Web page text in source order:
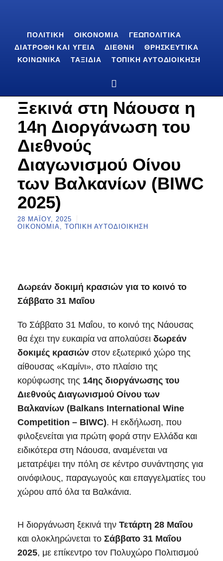
ΠΟΛΙΤΙΚΉ ΟΙΚΟΝΟΜΊΑ
ΓΕΩΠΟΛΙΤΙΚΆ
ΔΙΑΤΡΟΦΉ ΚΑΙ ΥΓΕΊΑ
ΔΙΕΘΝΉ
ΘΡΗΣΚΕΥΤΙΚΆ
ΚΟΙΝΩΝΙΚΆ
ΤΑΞΊΔΙΑ ΤΟΠΙΚΉ ΑΥΤΟΔΙΟΊΚΗΣΗ
Ξεκινά στη Νάουσα η
14η Διοργάνωση του
Διεθνούς
Διαγωνισμού Οίνου
των Βαλκανίων (BIWC
2025)
28 ΜΑΪ́ΟΥ, 2025
ΟΙΚΟΝΟΜΊΑ, ΤΟΠΙΚΉ ΑΥΤΟΔΙΟΊΚΗΣΗ
Δωρεάν δοκιμή κρασιών για το κοινό το
Σάββατο 31 Μαΐου
Το Σάββατο 31 Μαΐου, το κοινό της Νάουσας
θα έχει την ευκαιρία να απολαύσει δωρεάν
δοκιμές κρασιών στον εξωτερικό χώρο της
αίθουσας «Καμίνι», στο πλαίσιο της
κορύφωσης της 14ης διοργάνωσης του
Διεθνούς Διαγωνισμού Οίνου των
Βαλκανίων (Balkans International Wine
Competition – BIWC). Η εκδήλωση, που
φιλοξενείται για πρώτη φορά στην Ελλάδα και
ειδικότερα στη Νάουσα, αναμένεται να
μετατρέψει την πόλη σε κέντρο συνάντησης για
οινόφιλους, παραγωγούς και επαγγελματίες του
χώρου από όλα τα Βαλκάνια.
Η διοργάνωση ξεκινά την Τετάρτη 28 Μαΐου
και ολοκληρώνεται το Σάββατο 31 Μαΐου
2025, με επίκεντρο τον Πολυχώρο Πολιτισμού